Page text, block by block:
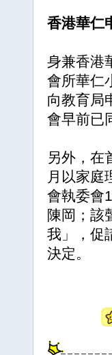
香港華仁
身兼香港
會所華仁
向教育局
會早前已
另外，在
月以家庭
會執委會
陳岡；該
我」，促
決定。